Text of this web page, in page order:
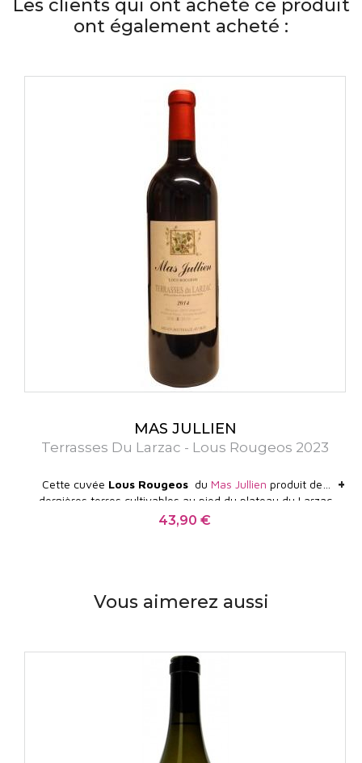
Les clients qui ont acheté ce produit
ont également acheté :
MAS JULLIEN
Terrasses Du Larzac - Lous Rougeos 2023
Cette cuvée Lous Rougeos du Mas Jullien produit des
dernières terres cultivables au pied du plateau du Larzac
à 400m d'altitude. Un vin tout en équilibre et en
+
Prix
43,90 €
Vous aimerez aussi